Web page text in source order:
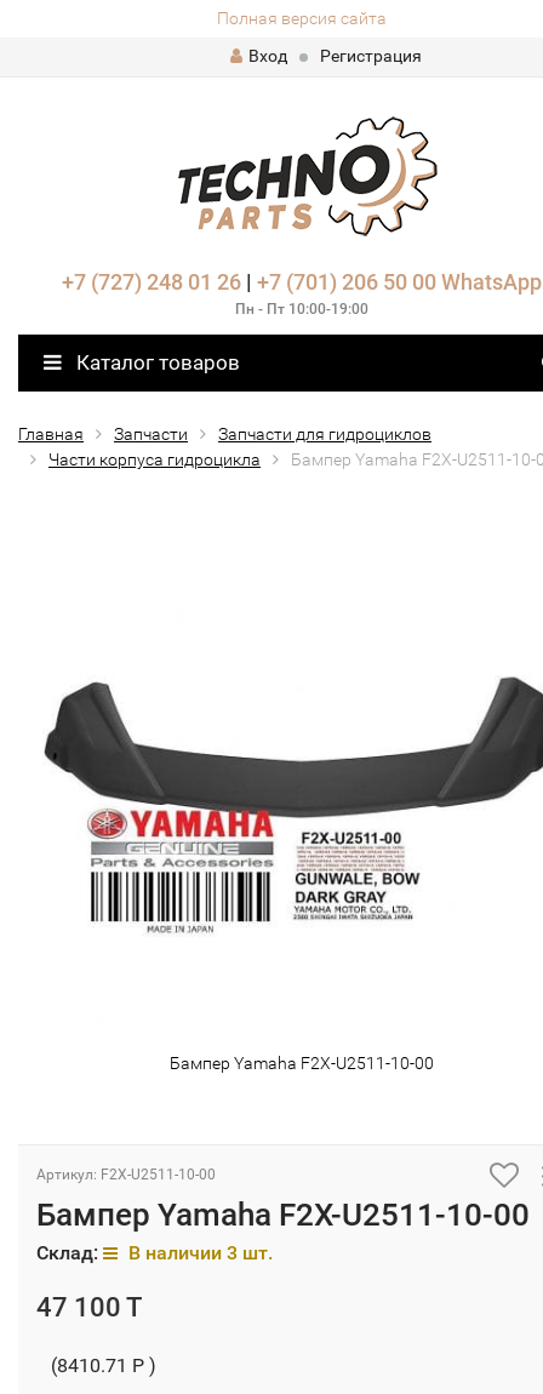
Полная версия сайта
Вход
Регистрация
+7 (727) 248 01 26| +7 (701) 206 50 00 WhatsApp
Пн - Пт 10:00-19:00
Каталог товаров
Главная Запчасти
Запчасти для гидроциклов
Части корпуса гидроцикла
Бампер Yamaha F2X-U2511-10-
Бампер Yamaha F2X-U2511-10-00
Артикул: F2X-U2511-10-00
Бампер Yamaha F2X-U2511-10-00
Склад: В наличии 3 шт.
47 100 T
(8410.71 P )